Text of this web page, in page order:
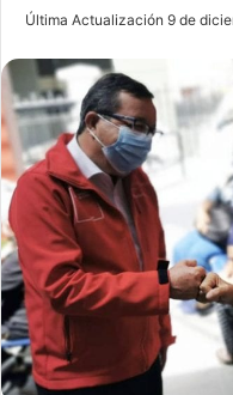
e
a
n
e
m
a
l
Última Actualización 9 de